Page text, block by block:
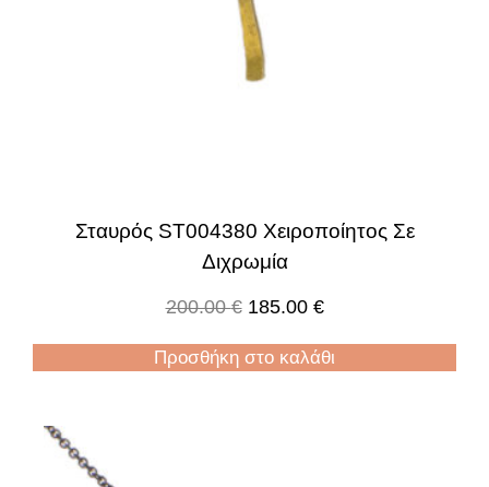
Σταυρός ST004380 Χειροποίητος Σε
Διχρωμία
200.00€ 185.00 €
Προσθήκη στο καλάθι